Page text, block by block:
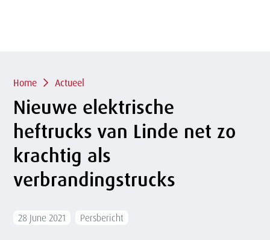
gaan
Kruimelpad
Home Actueel
Nieuwe elektrische
heftrucks van Linde net zo
krachtig als
verbrandingstrucks
28 June 2021 Persbericht